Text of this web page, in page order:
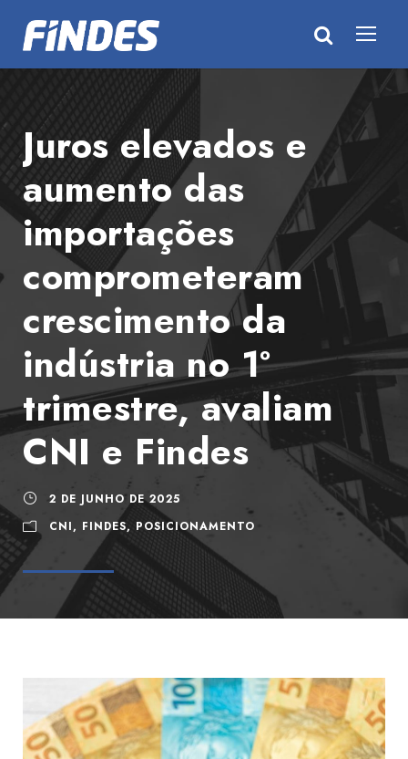
Juros elevados e
aumento das
importações
comprometeram
crescimento da
indústria no 1º
trimestre, avaliam
CNI e Findes
2 DE JUNHO DE 2025
CNI, FINDES, POSICIONAMENTO